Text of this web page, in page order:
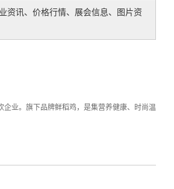
资讯、价格行情、展会信息、图片资
业。旗下品牌鲜稻鸡，是集营养健康、时尚温